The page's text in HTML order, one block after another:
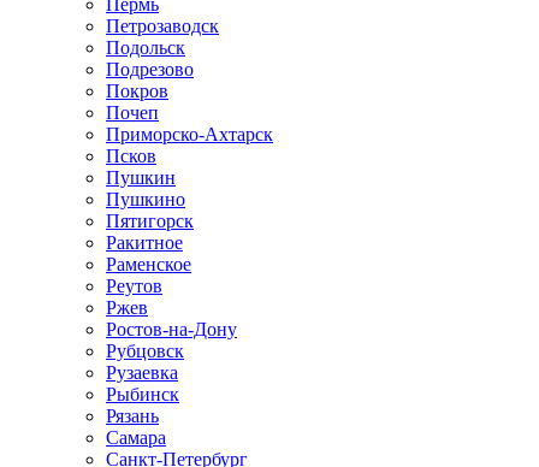
Пермь
Петрозаводск
Подольск
Подрезово
Покров
Почеп
Приморско-Ахтарск
Псков
Пушкин
Пушкино
Пятигорск
Ракитное
Раменское
Реутов
Ржев
Ростов-на-Дону
Рубцовск
Рузаевка
Рыбинск
Рязань
Самара
Санкт-Петербург